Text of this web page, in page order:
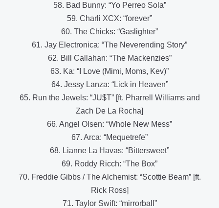
58. Bad Bunny: “Yo Perreo Sola”
59. Charli XCX: “forever”
60. The Chicks: “Gaslighter”
61. Jay Electronica: “The Neverending Story”
62. Bill Callahan: “The Mackenzies”
63. Ka: “I Love (Mimi, Moms, Kev)”
64. Jessy Lanza: “Lick in Heaven”
65. Run the Jewels: “JU$T” [ft. Pharrell Williams and
Zach De La Rocha]
66. Angel Olsen: “Whole New Mess”
67. Arca: “Mequetrefe”
68. Lianne La Havas: “Bittersweet”
69. Roddy Ricch: “The Box”
70. Freddie Gibbs / The Alchemist: “Scottie Beam” [ft.
Rick Ross]
71. Taylor Swift: “mirrorball”